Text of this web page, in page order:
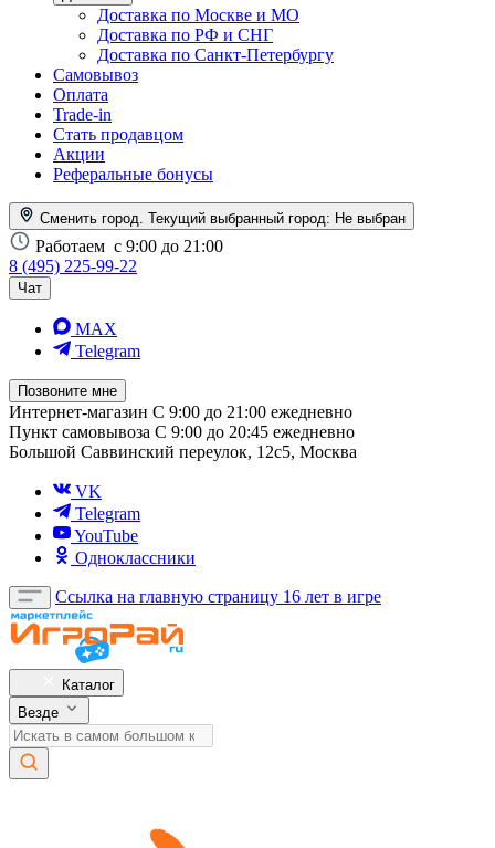
Доставка по Москве и МО
Доставка по РФ и СНГ
Доставка по Санкт-Петербургу
Самовывоз
Оплата
Trade-in
Стать продавцом
Акции
Реферальные бонусы
Сменить город. Текущий выбранный город: Не выбран
Работаем с 9:00 до 21:00
8 (495) 225-99-22
Чат
MAX
Telegram
Позвоните мне
Интернет-магазин С 9:00 до 21:00 ежедневно
Пункт самовывоза С 9:00 до 20:45 ежедневно
Большой Саввинский переулок, 12с5, Москва
VK
Telegram
YouTube
Одноклассники
Ссылка на главную страницу 16 лет в игре
Каталог
Везде